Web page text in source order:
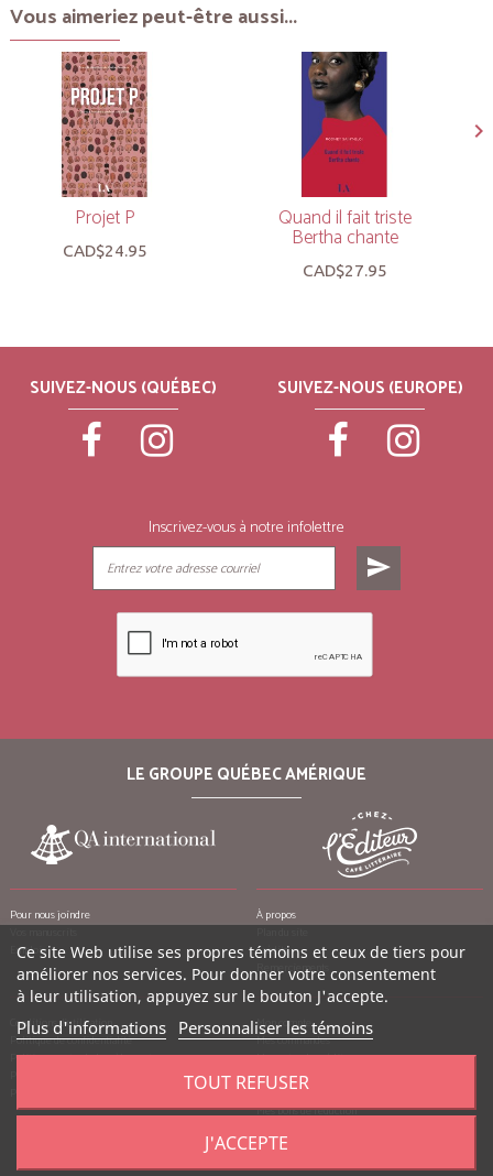
Vous aimeriez peut-être aussi...
Projet P
CAD$24.95
Quand il fait triste
Bertha chante
CAD$27.95
SUIVEZ-NOUS (QUÉBEC) SUIVEZ-NOUS (EUROPE)
Inscrivez-vous à notre infolettre
send
LE GROUPE QUÉBEC AMÉRIQUE
Pour nous joindre
Emplois
À propos
Crédits
Remerciements
Conditions d’utilisation
Politique de confidentialité
Politique contre le harcèlement
Mon compte
Mes commandes
Mes notes de crédit
Mes adresses
Mes informations personnelles
Mes bons de réduction
Ce site Web utilise ses propres témoins et ceux de tiers pour
améliorer nos services. Pour donner votre consentement
à leur utilisation, appuyez sur le bouton J'accepte.
Plus d'informations Personnaliser les témoins
TOUT REFUSER
J'ACCEPTE
Québec Amérique, tous droits réservés